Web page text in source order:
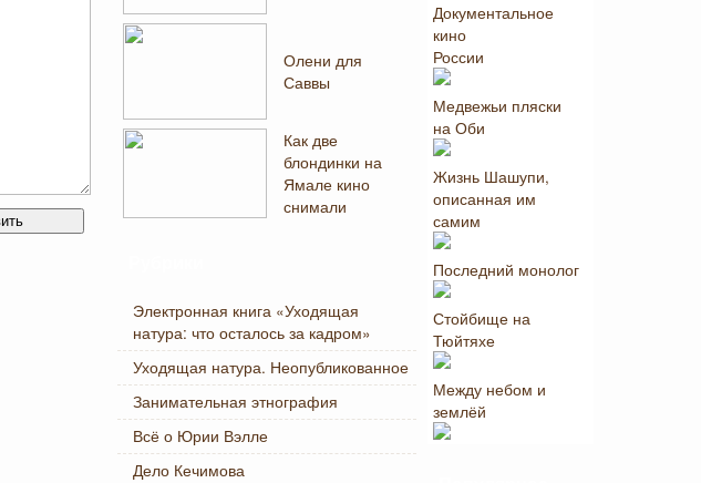
Олени для
Саввы
Как две
блондинки на
Ямале кино
снимали
Электронная книга «Уходящая
натура: что осталось за кадром»
Уходящая натура. Неопубликованное
Занимательная этнография
Всё о Юрии Вэлле
Дело Кечимова
Документальное
кино
России
Медвежьи пляски
на Оби
Жизнь Шашупи,
описанная им
самим
Последний монолог
Стойбище на
Тюйтяхе
Между небом и
землёй